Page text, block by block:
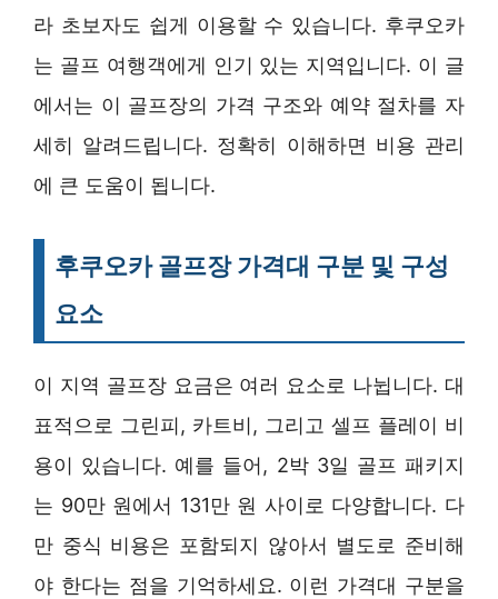
라 초보자도 쉽게 이용할 수 있습니다. 후쿠오카
는 골프 여행객에게 인기 있는 지역입니다. 이 글
에서는 이 골프장의 가격 구조와 예약 절차를 자
세히 알려드립니다. 정확히 이해하면 비용 관리
에 큰 도움이 됩니다.
후쿠오카 골프장 가격대 구분 및 구성
요소
이 지역 골프장 요금은 여러 요소로 나뉩니다. 대
표적으로 그린피, 카트비, 그리고 셀프 플레이 비
용이 있습니다. 예를 들어, 2박 3일 골프 패키지
는 90만 원에서 131만 원 사이로 다양합니다. 다
만 중식 비용은 포함되지 않아서 별도로 준비해
야 한다는 점을 기억하세요. 이런 가격대 구분을